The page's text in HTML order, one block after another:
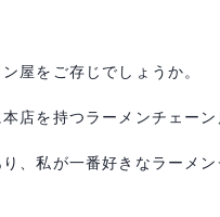
屋をご存じでしょうか。
店を持つラーメンチェーン
、私が一番好きなラーメン